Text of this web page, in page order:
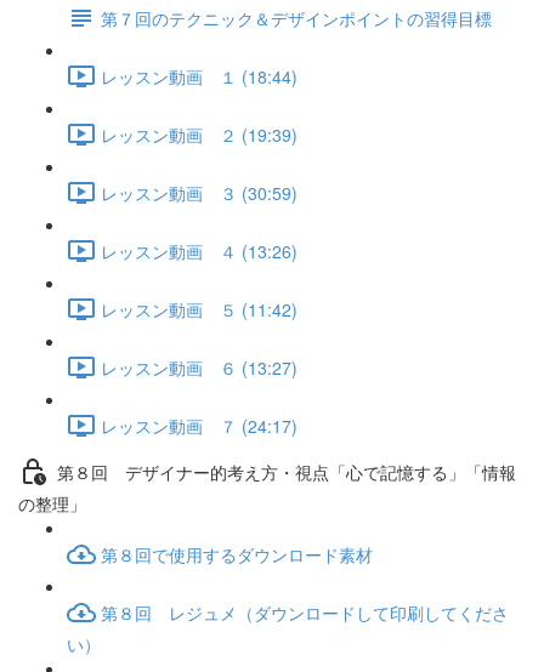
第７回のテクニック＆デザインポイントの習得目標
レッスン動画 １ (18:44)
レッスン動画 ２ (19:39)
レッスン動画 ３ (30:59)
レッスン動画 ４ (13:26)
レッスン動画 ５ (11:42)
レッスン動画 ６ (13:27)
レッスン動画 ７ (24:17)
第８回 デザイナー的考え方・視点「心で記憶する」「情報
の整理」
第８回で使用するダウンロード素材
第８回 レジュメ（ダウンロードして印刷してくださ
い）